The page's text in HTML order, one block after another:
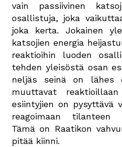
vain passiivinen
osallistuja, joka
joka kerta. Jokainen
katsojien energia
reaktioihin luoden
tehden yleisöstä osan
neljäs seinä on lähes
muuttavat
esiintyjien on pysyttävä
reagoimaan tilanteen
Tämä on Raatikon
pitää kiinni.